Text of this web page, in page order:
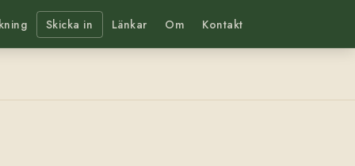
Skicka in Länkar Om Kontakt